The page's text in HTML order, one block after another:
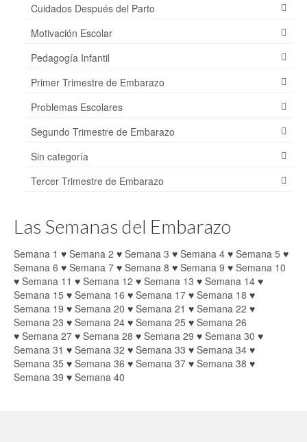
Cuidados Después del Parto
Motivación Escolar
Pedagogía Infantil
Primer Trimestre de Embarazo
Problemas Escolares
Segundo Trimestre de Embarazo
Sin categoría
Tercer Trimestre de Embarazo
Las Semanas del Embarazo
Semana 1 ♥ Semana 2 ♥ Semana 3 ♥ Semana 4 ♥ Semana 5 ♥
Semana 6 ♥ Semana 7 ♥ Semana 8 ♥ Semana 9 ♥ Semana 10
♥ Semana 11 ♥ Semana 12 ♥ Semana 13 ♥ Semana 14 ♥
Semana 15 ♥ Semana 16 ♥ Semana 17 ♥ Semana 18 ♥
Semana 19 ♥ Semana 20 ♥ Semana 21 ♥ Semana 22 ♥
Semana 23 ♥ Semana 24 ♥ Semana 25 ♥ Semana 26
♥ Semana 27 ♥ Semana 28 ♥ Semana 29 ♥ Semana 30 ♥
Semana 31 ♥ Semana 32 ♥ Semana 33 ♥ Semana 34 ♥
Semana 35 ♥ Semana 36 ♥ Semana 37 ♥ Semana 38 ♥
Semana 39 ♥ Semana 40